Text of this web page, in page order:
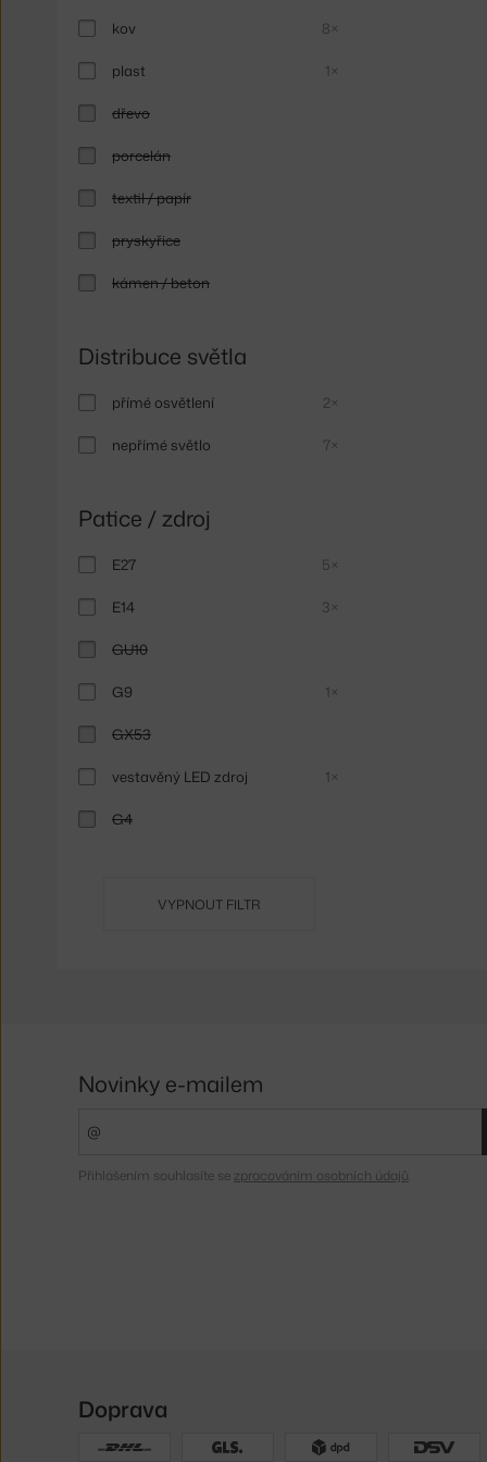
kov 8×
plast 1×
dřevo
porcelán
textil / papír
pryskyřice
kámen / beton
Distribuce světla
přímé osvětlení 2×
nepřímé světlo 7×
Patice / zdroj
E27 5×
E14 3×
GU10
G9 1×
GX53
vestavěný LED zdroj 1×
G4
VYPNOUT FILTR
Novinky e-mailem
Přihlášením souhlasíte se zpracováním osobních údajů
Doprava